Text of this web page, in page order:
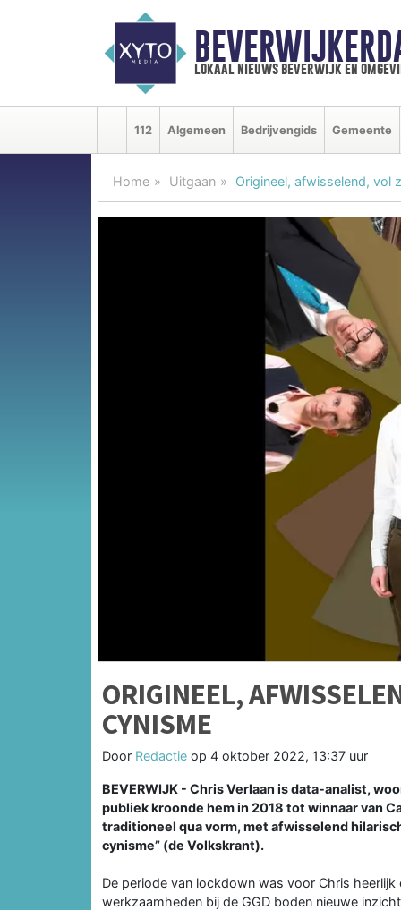
lokaal nieuws beverwijk en
112 Algemeen Bedrijvengids Gemeente
Home Uitgaan Origineel, afwisselend, vol
ORIGINEEL,
CYNISME
Door Redactie op 4 oktober 2022, 13:37 uur
BEVERWIJK - Chris Verlaan is data-analist,
publiek kroonde hem in 2018 tot winnaar van
traditioneel qua vorm, met afwisselend
cynisme” (de Volkskrant).
De periode van lockdown was voor Chris
werkzaamheden bij de GGD boden nieuwe